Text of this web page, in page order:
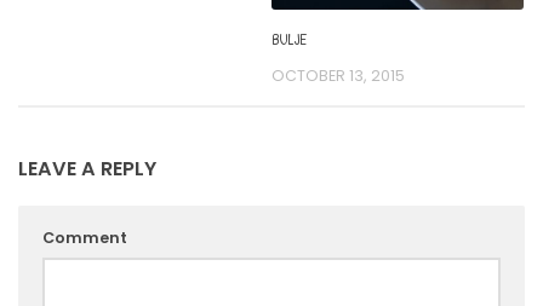
BULJE
OCTOBER 13, 2015
LEAVE A REPLY
Comment